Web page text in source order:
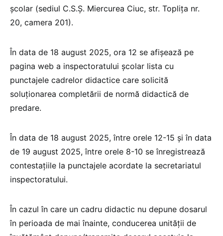
școlar (sediul C.S.Ș. Miercurea Ciuc, str. Toplița nr.
20, camera 201).
În data de 18 august 2025, ora 12 se afișează pe
pagina web a inspectoratului şcolar lista cu
punctajele cadrelor didactice care solicită
soluționarea completării de normă didactică de
predare.
În data de 18 august 2025, între orele 12-15 și în data
de 19 august 2025, între orele 8-10 se înregistrează
contestațiile la punctajele acordate la secretariatul
inspectoratului.
În cazul în care un cadru didactic nu depune dosarul
în perioada de mai înainte, conducerea unităţii de